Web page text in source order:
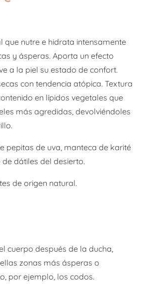
€.
es:
16,72 €.
que nutre e hidrata intensamente
y ásperas. Aporta un efecto
a la piel su estado de confort.
con tendencia atópica. Textura
en lípidos vegetales que
más agredidas, devolviéndoles
pepitas de uva, manteca de karité
dátiles del desierto.
de origen natural.
cuerpo después de la ducha,
zonas más ásperas o
por ejemplo, los codos.